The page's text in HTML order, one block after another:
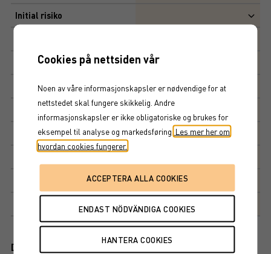
Initial risiko
Multippel
Tegningskurs
Kapitalbeskyttelse
Avkastningsfaktor
NASDAQ STOCKHOLM AB
Dokument
Cookies på nettsiden vår
Noen av våre informasjonskapsler er nødvendige for at
nettstedet skal fungere skikkelig. Andre
informasjonskapsler er ikke obligatoriske og brukes for
eksempel til analyse og markedsføring. Les mer her om
hvordan cookies fungerer.